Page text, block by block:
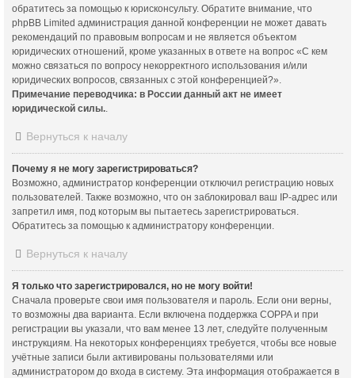
обратитесь за помощью к юрисконсульту. Обратите внимание, что
phpBB Limited администрация данной конференции не может давать
рекомендаций по правовым вопросам и не является объектом
юридических отношений, кроме указанных в ответе на вопрос «С кем
можно связаться по вопросу некорректного использования и/или
юридических вопросов, связанных с этой конференцией?».
Примечание переводчика: в России данный акт не имеет
юридической силы.
Вернуться к началу
Почему я не могу зарегистрироваться?
Возможно, администратор конференции отключил регистрацию новых
пользователей. Также возможно, что он заблокировал ваш IP-адрес или
запретил имя, под которым вы пытаетесь зарегистрироваться.
Обратитесь за помощью к администратору конференции.
Вернуться к началу
Я только что зарегистрировался, но не могу войти!
Сначала проверьте свои имя пользователя и пароль. Если они верны,
то возможны два варианта. Если включена поддержка COPPA и при
регистрации вы указали, что вам менее 13 лет, следуйте полученным
инструкциям. На некоторых конференциях требуется, чтобы все новые
учётные записи были активированы пользователями или
администратором до входа в систему. Эта информация отображается в